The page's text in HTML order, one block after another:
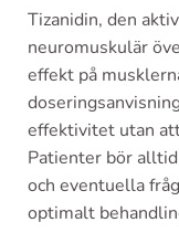
Tizanidin, den
neuromuskulär
effekt på
effektivitet utan
Patienter bör
och eventuella
optimalt